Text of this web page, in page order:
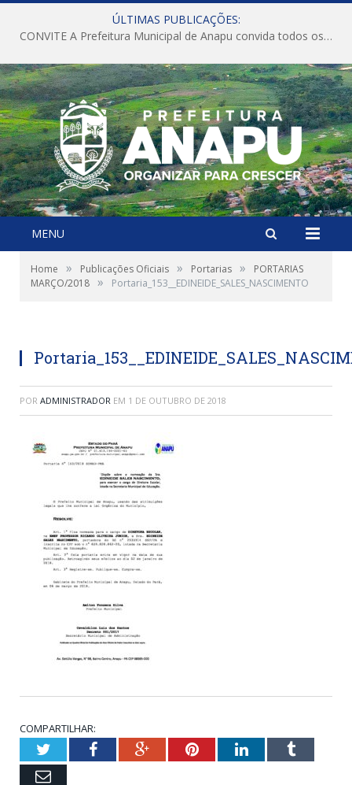
ÚLTIMAS PUBLICAÇÕES:
A SAÚDE AVANÇANDO EM ANAPÚ.
MENU
Home » Publicações Oficiais » Portarias »
PORTARIAS
MARÇO/2018 » Portaria_153__EDINEIDE_SALES_NASCIMENTO
POR ADMINISTRADOR EM 1 DE OUTUBRO DE 2018
COMPARTILHAR:
TwitterFacebookGoogle+PinterestLinkedInTumblr
Email